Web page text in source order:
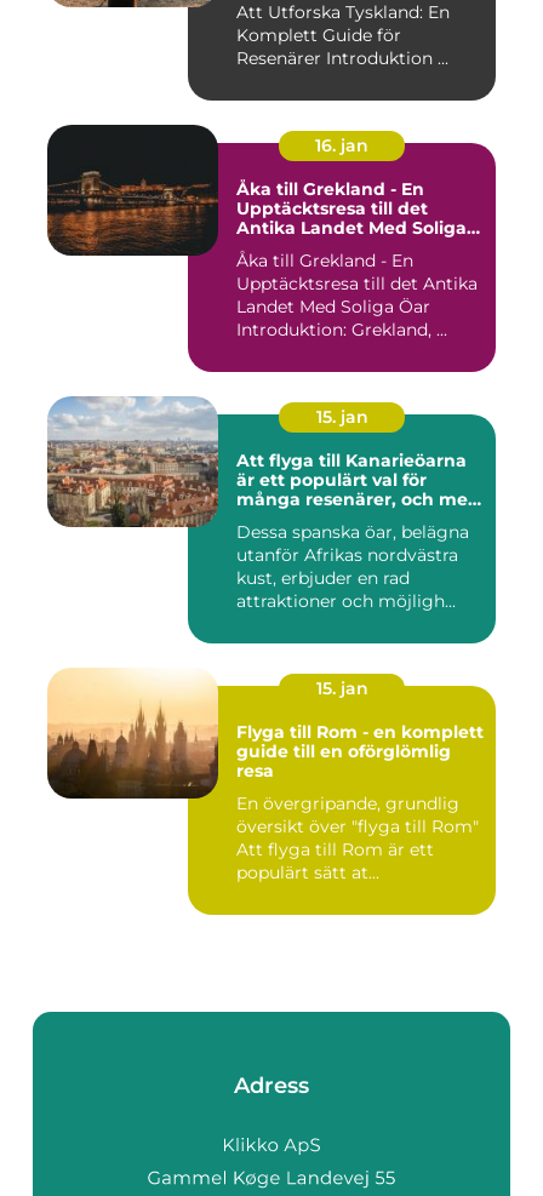
Att Utforska Tyskland: En
Komplett Guide för
Resenärer Introduktion ...
16. jan
Åka till Grekland - En
Upptäcktsresa till det
Antika Landet Med Soliga
Öar
Åka till Grekland - En
Upptäcktsresa till det Antika
Landet Med Soliga Öar
Introduktion: Grekland, ...
15. jan
Att flyga till Kanarieöarna
är ett populärt val för
många resenärer, och med
Dessa spanska öar, belägna
utanför Afrikas nordvästra
kust, erbjuder en rad
attraktioner och möjligh...
15. jan
Flyga till Rom - en komplett
guide till en oförglömlig
resa
En övergripande, grundlig
översikt över "flyga till Rom"
Att flyga till Rom är ett
populärt sätt at...
Adress